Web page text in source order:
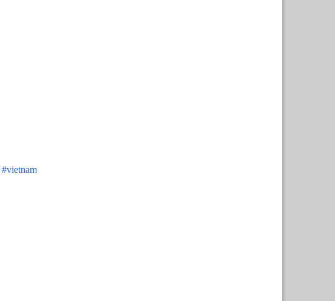
#vietnam